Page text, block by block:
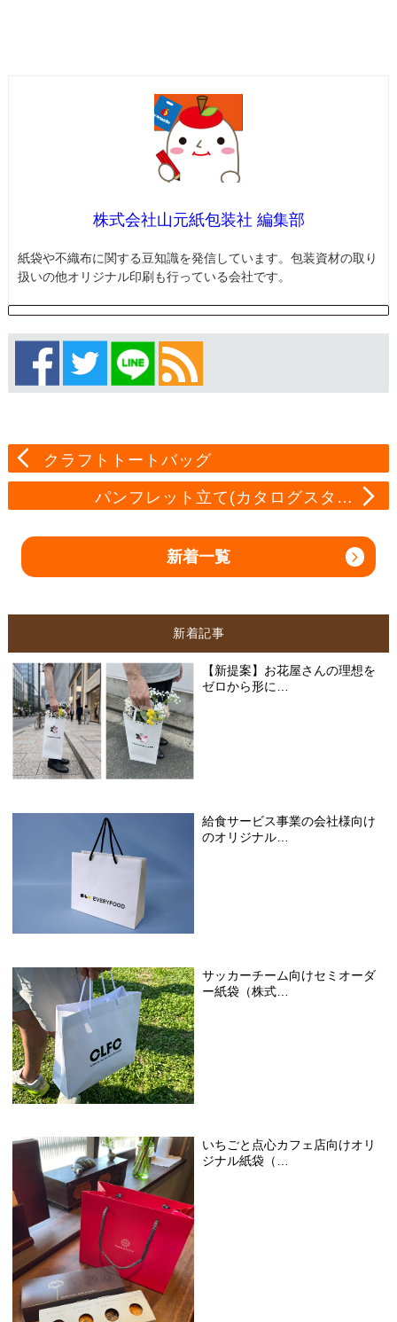
株式会社山元紙包装社 編集部
紙袋や不織布に関する豆知識を発信しています。包装資材の取り
扱いの他オリジナル印刷も行っている会社です。
クラフトトートバッグ
パンフレット立て(カタログスタ…
新着一覧
新着記事
【新提案】お花屋さんの理想を
ゼロから形に…
給食サービス事業の会社様向け
のオリジナル…
サッカーチーム向けセミオーダ
ー紙袋（株式…
いちごと点心カフェ店向けオリ
ジナル紙袋（…